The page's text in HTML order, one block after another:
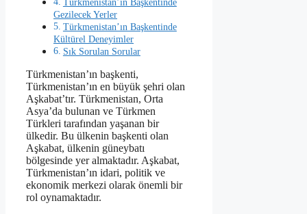
Gezilecek Yerler
Türkmenistan’ın Başkentinde
Kültürel Deneyimler
Sık Sorulan Sorular
Türkmenistan’ın başkenti,
Türkmenistan’ın en büyük şehri olan
Aşkabat’tır. Türkmenistan, Orta
Asya’da bulunan ve Türkmen
Türkleri tarafından yaşanan bir
ülkedir. Bu ülkenin başkenti olan
Aşkabat, ülkenin güneybatı
bölgesinde yer almaktadır. Aşkabat,
Türkmenistan’ın idari, politik ve
ekonomik merkezi olarak önemli bir
rol oynamaktadır.